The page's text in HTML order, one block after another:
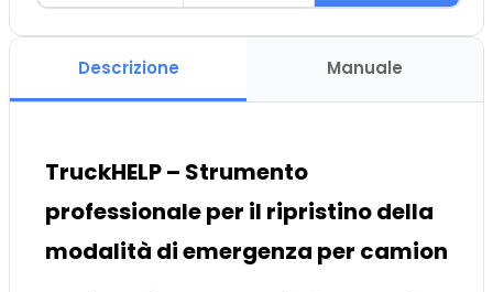
Descrizione Manuale
TruckHELP – Strumento
professionale per il ripristino della
modalità di emergenza per camion